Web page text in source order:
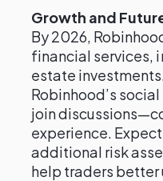
Growth and
By 2026,
financial services,
estate
Robinhood’s
join
experience.
additional risk
help traders better